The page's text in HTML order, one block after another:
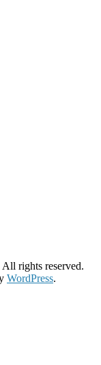
All rights reserved.
WordPress.